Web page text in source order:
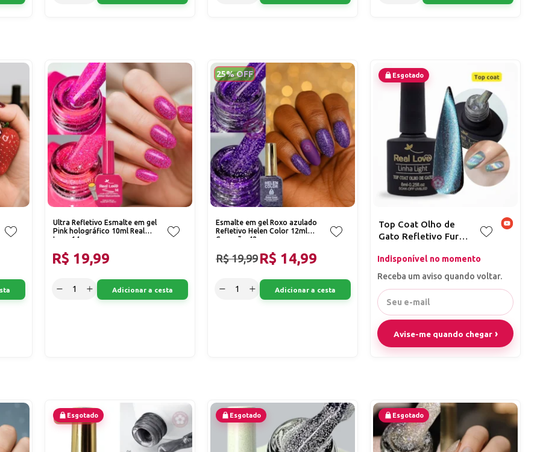
Ultra Refletivo Esmalte em gel
Pink holográfico 10ml Real
Love 14
R$ 19,99
Adicionar a cesta
25% OFF
Esmalte em gel Roxo azulado
Refletivo Helen Color 12ml
Conexão 42
R$ 19,99 R$ 14,99
Adicionar a cesta
Esgotado
Top Coat Olho de
Gato Refletivo Furta
Cat Eye
Indisponível no momento
Receba um aviso quando voltar.
Avise-me quando chegar
20% OFF
Esgotado Esgotado Esgotado